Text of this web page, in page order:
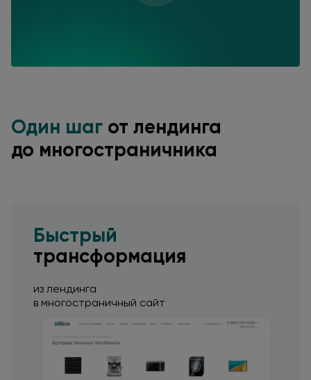
Один шаг от лендинга
до многостраничника
Быстрый
трансформация
из лендинга
в многостраничный сайт